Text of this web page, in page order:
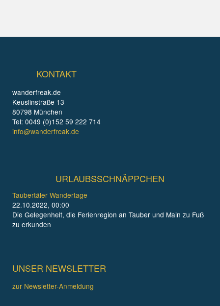
KONTAKT
wanderfreak.de
Keuslinstraße 13
80798 München
Tel: 0049 (0)152 59 222 714
info@wanderfreak.de
URLAUBSSCHNÄPPCHEN
Taubertäler Wandertage
22.10.2022, 00:00
Die Gelegenheit, die Ferienregion an Tauber und Main zu Fuß
zu erkunden
UNSER NEWSLETTER
zur Newsletter-Anmeldung